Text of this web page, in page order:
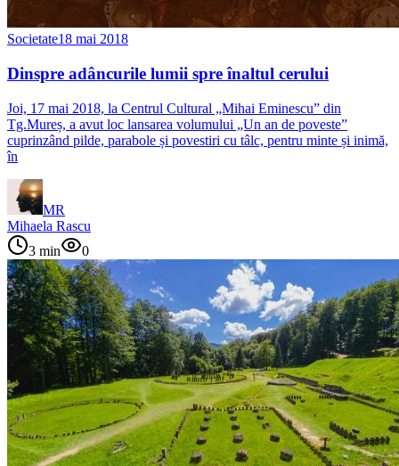
Societate18 mai 2018
Dinspre adâncurile lumii spre înaltul cerului
Joi, 17 mai 2018, la Centrul Cultural „Mihai Eminescu” din
Tg.Mureș, a avut loc lansarea volumului „Un an de poveste”
cuprinzând pilde, parabole și povestiri cu tâlc, pentru minte și inimă,
în
MR
Mihaela Rascu
3 min 0